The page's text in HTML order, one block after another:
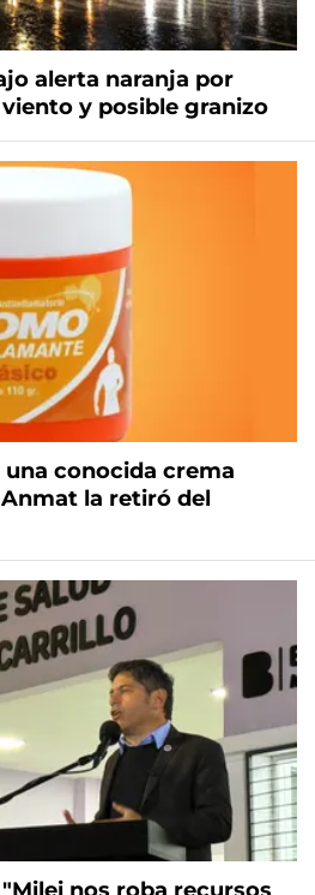
alerta naranja por
y posible granizo
conocida crema
la retiró del